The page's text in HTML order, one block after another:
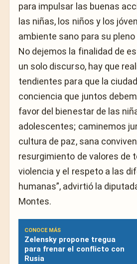
para impulsar las buenas
las niñas, los niños y los
ambiente sano para su
No dejemos la finalidad de
un solo discurso, hay que
tendientes para que la
conciencia que juntos
favor del bienestar de las
adolescentes; caminemos
cultura de paz, sana
resurgimiento de valores de
violencia y el respeto a las
humanas”, advirtió la
Montes.
CONOCE MÁS
Zelensky propone tregua
para frenar el conflicto con
Rusia